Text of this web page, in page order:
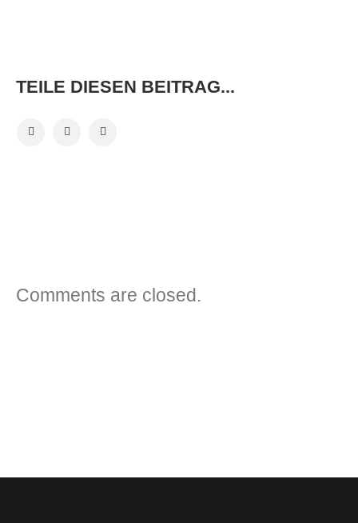
TEILE DIESEN BEITRAG...
Comments are closed.